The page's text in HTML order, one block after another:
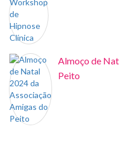
Almoço de
Peito